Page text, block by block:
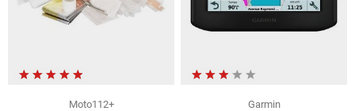
Moto112+
Garmin